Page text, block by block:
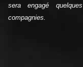
sera engagé
compagnies.